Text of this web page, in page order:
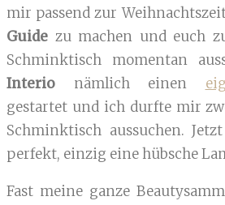
mir passend zur
Guide zu machen und euch
Schminktisch momentan
Interio nämlich einen
gestartet und ich durfte mir
Schminktisch aussuchen.
perfekt, einzig eine hübsche
Fast meine ganze